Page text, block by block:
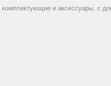
и аксессуары, с